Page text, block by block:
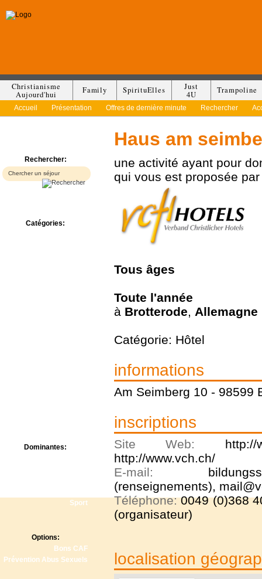
Christianisme
Aujourd'hui
Family SpirituElles
Just
4U
Trampoline
Accueil Présentation Offres de dernière minute Rechercher
Rechercher:
Catégories:
Dominantes:
Sport
Options:
Bons CAF
Prévention Abus Sexuels
Haus am
une activité ayant pour
qui vous est proposée
Tous âges
Toute l'année
à Brotterode, Allemagne
Catégorie: Hôtel
informations
Am Seimberg 10 - 98599
inscriptions
Site Web: http://
http://www.vch.ch/
E-mail:
(renseignements),
Téléphone:0049 (0)368
(organisateur)
localisation